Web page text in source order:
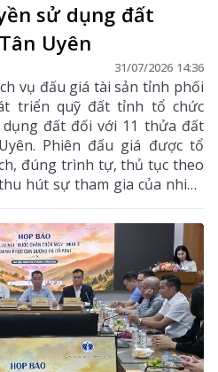
sử dụng đất
Uyên
31/07/2026 14:36
vụ đấu giá tài sản tỉnh phối
triển quỹ đất tỉnh tổ chức
đất đối với 11 thửa đất
Phiên đấu giá được tổ
đúng trình tự, thủ tục theo
hút sự tham gia của nhiều
dụng đất và đầu tư.